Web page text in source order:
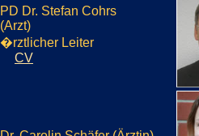
PD Dr. Stefan Cohrs
(Arzt)
�rztlicher Leiter
CV